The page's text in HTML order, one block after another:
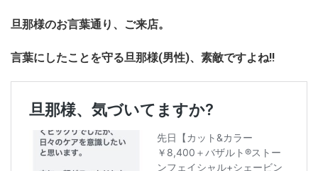
旦那様のお言葉通り、ご来店。
言葉にしたことを守る旦那様(男性)、素敵ですよね!!